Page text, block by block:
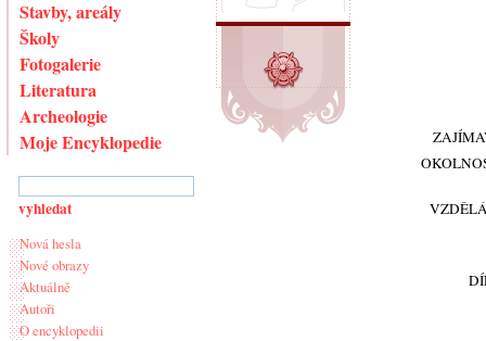
Stavby, areály
Školy
Fotogalerie
Literatura
Archeologie
Moje Encyklopedie
Nová hesla
Nové obrazy
Aktuálně
Autoři
O encyklopedii